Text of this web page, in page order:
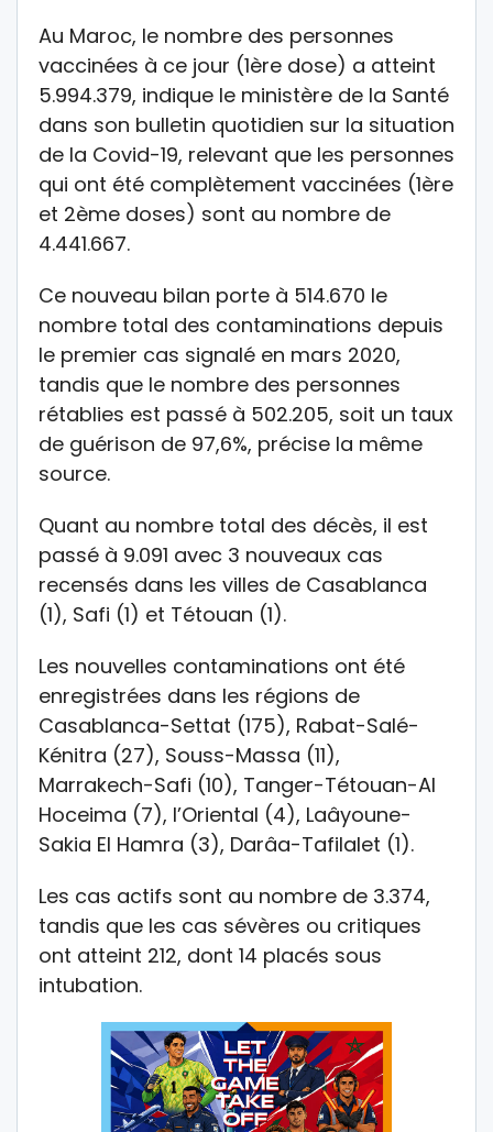
Au Maroc, le nombre des personnes
vaccinées à ce jour (1ère dose) a atteint
5.994.379, indique le ministère de la Santé
dans son bulletin quotidien sur la situation
de la Covid-19, relevant que les personnes
qui ont été complètement vaccinées (1ère
et 2ème doses) sont au nombre de
4.441.667.
Ce nouveau bilan porte à 514.670 le
nombre total des contaminations depuis
le premier cas signalé en mars 2020,
tandis que le nombre des personnes
rétablies est passé à 502.205, soit un taux
de guérison de 97,6%, précise la même
source.
Quant au nombre total des décès, il est
passé à 9.091 avec 3 nouveaux cas
recensés dans les villes de Casablanca
(1), Safi (1) et Tétouan (1).
Les nouvelles contaminations ont été
enregistrées dans les régions de
Casablanca-Settat (175), Rabat-Salé-
Kénitra (27), Souss-Massa (11),
Marrakech-Safi (10), Tanger-Tétouan-Al
Hoceima (7), l’Oriental (4), Laâyoune-
Sakia El Hamra (3), Darâa-Tafilalet (1).
Les cas actifs sont au nombre de 3.374,
tandis que les cas sévères ou critiques
ont atteint 212, dont 14 placés sous
intubation.